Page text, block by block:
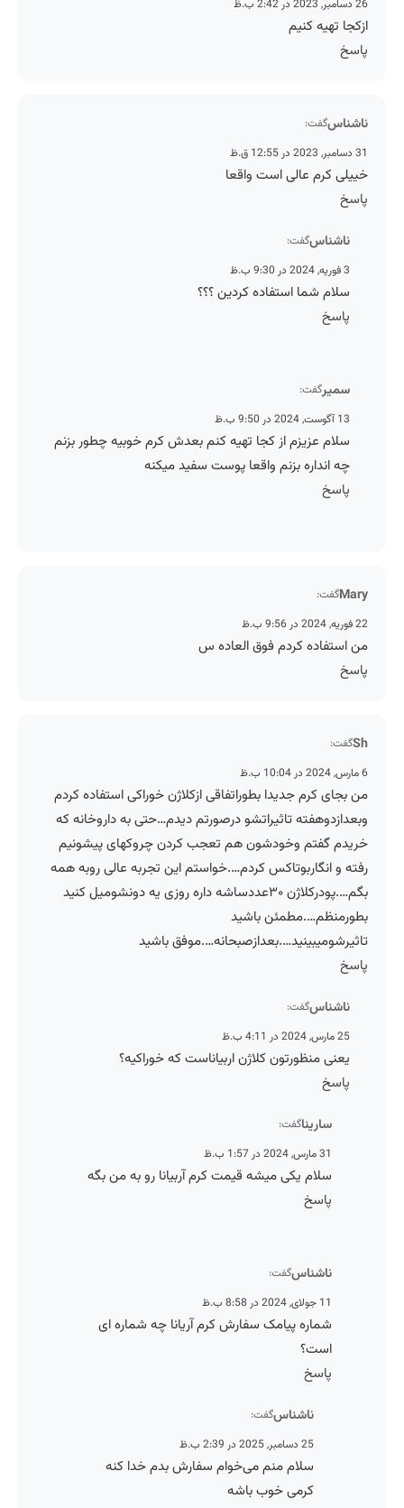
26 دسامبر, 2023 در 2:42 ب.ظ
ازکجا تهیه کنیم
پاسخ
ناشناسگفت:
31 دسامبر, 2023 در 12:55 ق.ظ
خییلی کرم عالی است واقعا
پاسخ
ناشناسگفت:
3 فوریه, 2024 در 9:30 ب.ظ
سلام شما استفاده کردین ؟؟؟
پاسخ
سمیرگفت:
13 آگوست, 2024 در 9:50 ب.ظ
سلام عزیزم از کجا تهیه کنم بعدش کرم خوبیه چطور بزنم
چه انداره بزنم واقعا پوست سفید میکنه
پاسخ
Maryگفت:
22 فوریه, 2024 در 9:56 ب.ظ
من استفاده کردم فوق العاده س
پاسخ
Shگفت:
6 مارس, 2024 در 10:04 ب.ظ
من بجای کرم جدیدا بطوراتفاقی ازکلاژن خوراکی استفاده کردم
وبعدازدوهفته تاثیراتشو درصورتم دیدم…حتی به داروخانه که
خریدم گفتم وخودشون هم تعجب کردن چروکهای پیشونیم
رفته و انگاربوتاکس کردم….خواستم این تجربه عالی روبه همه
بگم….پودرکلاژن ۳۰عددساشه داره روزی یه دونشومیل کنید
بطورمنظم….مطمئن باشید
تاثیرشومیبینید….بعدازصبحانه….موفق باشید
پاسخ
ناشناسگفت:
25 مارس, 2024 در 4:11 ب.ظ
یعنی منظورتون کلاژن اربیاناست که خوراکیه؟
پاسخ
ساریناگفت:
31 مارس, 2024 در 1:57 ب.ظ
سلام یکی میشه قیمت کرم آربیانا رو به من بگه
پاسخ
ناشناسگفت:
11 جولای, 2024 در 8:58 ب.ظ
شماره پیامک سفارش کرم آریانا چه شماره ای
است؟
پاسخ
ناشناسگفت:
25 دسامبر, 2025 در 2:39 ب.ظ
سلام منم می‌خوام سفارش بدم خدا کنه
کرمی خوب باشه